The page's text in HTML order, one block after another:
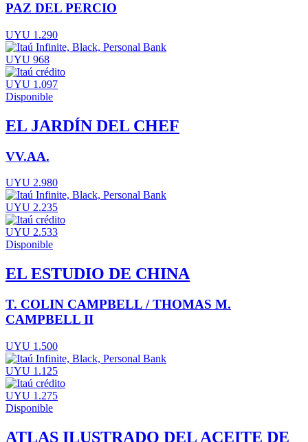
PAZ DEL PERCIO
UYU 1.290
UYU 968
UYU 1.097
Disponible
EL JARDÍN DEL CHEF
VV.AA.
UYU 2.980
UYU 2.235
UYU 2.533
Disponible
EL ESTUDIO DE CHINA
T. COLIN CAMPBELL / THOMAS M.
CAMPBELL II
UYU 1.500
UYU 1.125
UYU 1.275
Disponible
ATLAS ILUSTRADO DEL ACEITE DE